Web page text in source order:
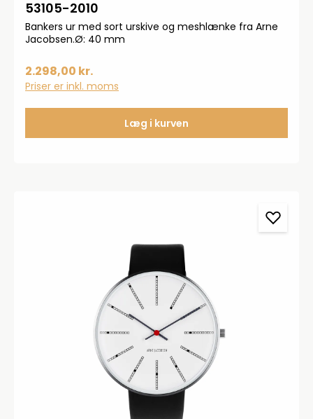
53105-2010
Bankers ur med sort urskive og meshlænke fra Arne
Jacobsen.Ø: 40 mm
2.298,00 kr.
Priser er inkl. moms
Læg i kurven